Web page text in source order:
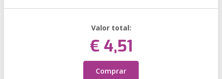
Valor total:
€ 4,51
Comprar